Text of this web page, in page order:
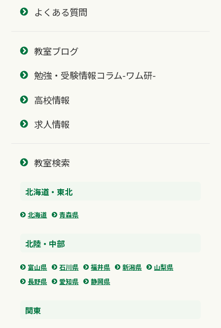
よくある質問
教室ブログ
勉強・受験情報コラム-ワム研-
高校情報
求人情報
教室検索
北海道・東北
北海道 青森県
北陸・中部
富山県 石川県 福井県 新潟県
山梨県
長野県
愛知県 静岡県
関東